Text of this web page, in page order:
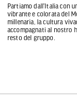
Partiamo dall’Italia con
vibrante e colorata del
millenaria, la cultura
accompagnati al nostro
resto del gruppo.